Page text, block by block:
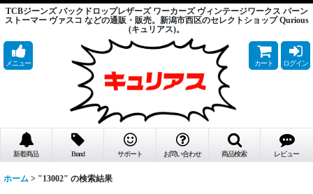
TCBジーンズ バックドロップレザーズ ワーカーズ ヴィンテージワークス バーン
ストーマー ヴァスコ などの通販・販売。新潟市西区のセレクトショップ Qurious
(キュリアス)。
メニュー カート ログイン
新着商品 Brand サポート お問い合わせ 商品検索 レビュー
ホーム > "13002" の検索結果